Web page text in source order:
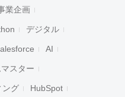
業企画
デジタル
AI
スター
ング HubSpot